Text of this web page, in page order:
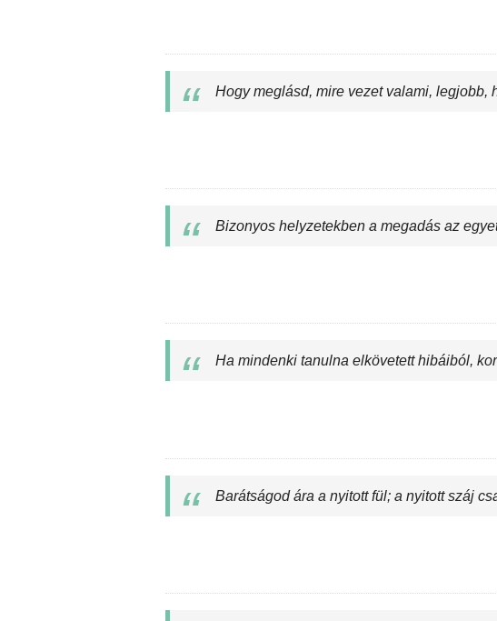
Hogy meglásd, mire vezet valami, legjobb,
Bizonyos helyzetekben a megadás az
Ha mindenki tanulna elkövetett hibáiból,
Barátságod ára a nyitott fül; a nyitott száj